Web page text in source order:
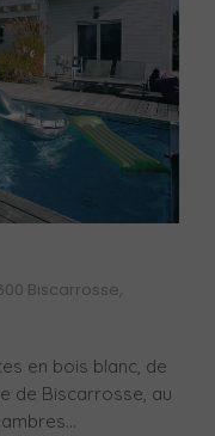
Biscarrosse,
en bois blanc, de
de Biscarrosse, au